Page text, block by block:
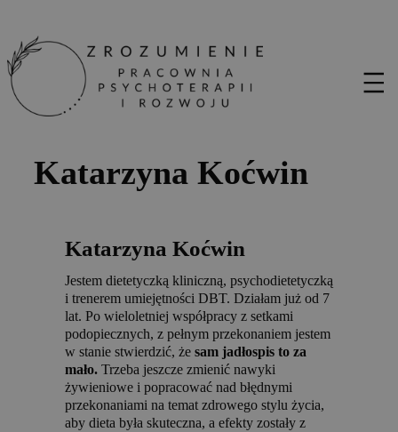
Katarzyna Koćwin
Katarzyna Koćwin
Jestem dietetyczką kliniczną, psychodietetyczką
i trenerem umiejętności DBT. Działam już od 7
lat. Po wieloletniej współpracy z setkami
podopiecznych, z pełnym przekonaniem jestem
w stanie stwierdzić, że sam jadłospis to za
mało. Trzeba jeszcze zmienić nawyki
żywieniowe i popracować nad błędnymi
przekonaniami na temat zdrowego stylu życia,
aby dieta była skuteczna, a efekty zostały z